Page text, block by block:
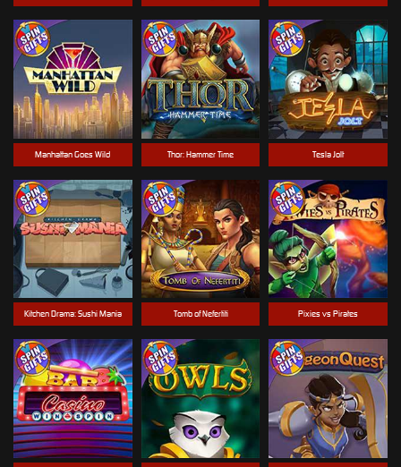
Manhattan Goes Wild
Tomb of Nefertiti
Tesla Jolt
Kitchen Drama: Sushi Mania Pixies vs Pirates
Thor: Hammer Time